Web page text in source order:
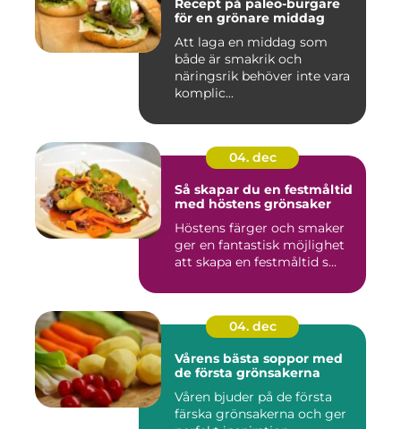
Recept på paleo-burgare
för en grönare middag
Att laga en middag som
både är smakrik och
näringsrik behöver inte vara
komplic...
04. dec
Så skapar du en festmåltid
med höstens grönsaker
Höstens färger och smaker
ger en fantastisk möjlighet
att skapa en festmåltid s...
04. dec
Vårens bästa soppor med
de första grönsakerna
Våren bjuder på de första
färska grönsakerna och ger